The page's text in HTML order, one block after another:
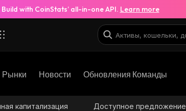
Build with CoinStats’ all-in-one API. Learn more
Рынки Новости Обновления Команды
капитализация Доступное предложение